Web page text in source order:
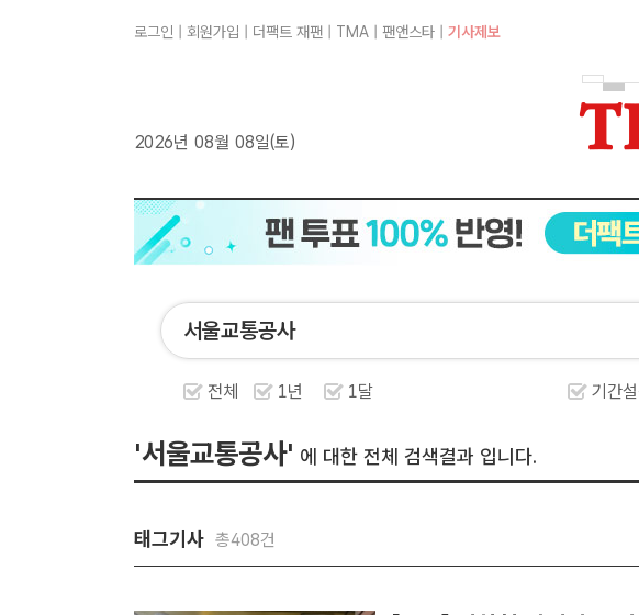
로그인 회원가입 더팩트 재팬 TMA 팬앤스타 기사제보
2026년 08월 08일(토)
전체 1년 1달 기간
'서울교통공사' 에 대한 전체 검색결과 입니다.
태그기사 총408건